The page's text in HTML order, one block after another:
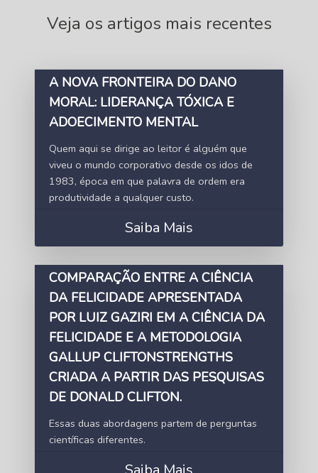
Veja os artigos mais recentes
A NOVA FRONTEIRA DO DANO
MORAL: LIDERANÇA TÓXICA E
ADOECIMENTO MENTAL
Quem aqui se dirige ao leitor é alguém que
viveu o mundo corporativo desde os idos de
1983, época em que palavra de ordem era
produtividade a qualquer custo.
Saiba Mais
COMPARAÇÃO ENTRE A CIÊNCIA
DA FELICIDADE APRESENTADA
POR LUIZ GAZIRI EM A CIÊNCIA DA
FELICIDADE E A METODOLOGIA
GALLUP CLIFTONSTRENGTHS
CRIADA A PARTIR DAS PESQUISAS
DE DONALD CLIFTON.
Essas duas abordagens partem de perguntas
científicas diferentes.